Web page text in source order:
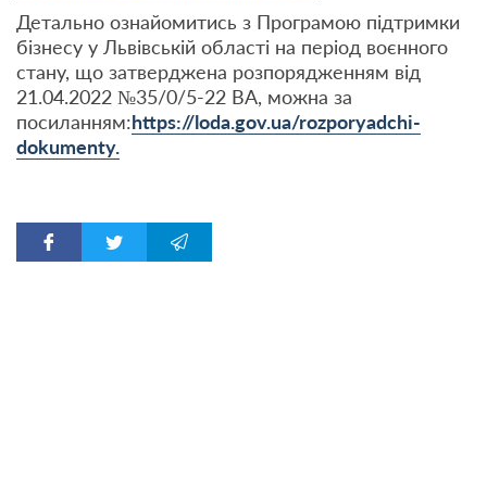
Детально ознайомитись з Програмою підтримки
бізнесу у Львівській області на період воєнного
стану, що затверджена розпорядженням від
21.04.2022 №35/0/5-22 ВА, можна за
посиланням:https://loda.gov.ua/rozporyadchi-
dokumenty.